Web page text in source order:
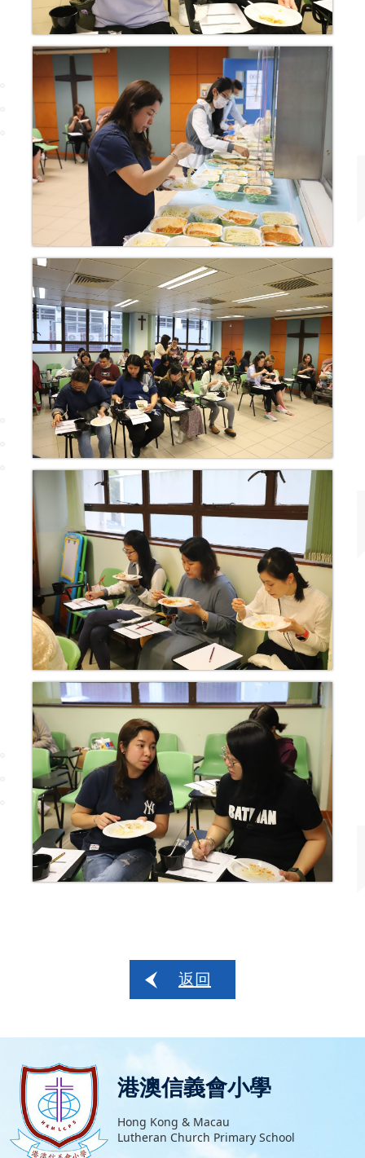
返回
港澳信義會小學
Hong Kong & Macau
Lutheran Church Primary School